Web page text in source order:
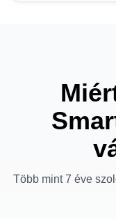
Több mint 7 éve